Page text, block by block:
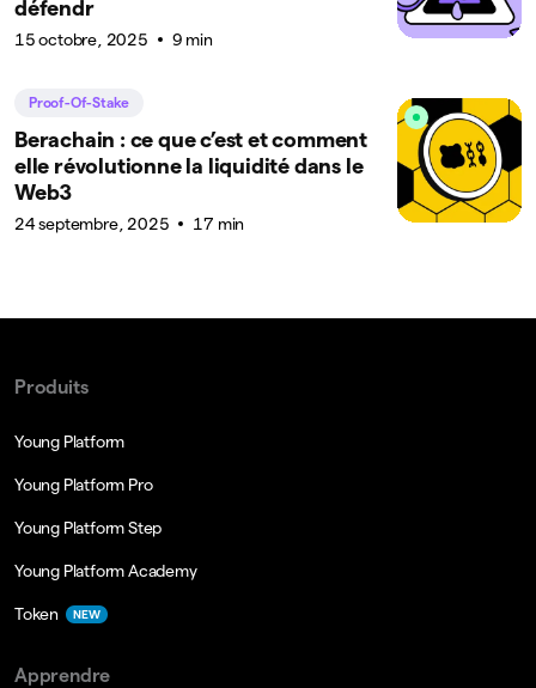
défendr
15 octobre, 2025 9 min
Proof-Of-Stake
Berachain : ce que c’est et comment
elle révolutionne la liquidité dans le
Web3
24 septembre, 2025 17 min
Produits
Young Platform
Young Platform Pro
Young Platform Step
Young Platform Academy
Token NEW
Apprendre